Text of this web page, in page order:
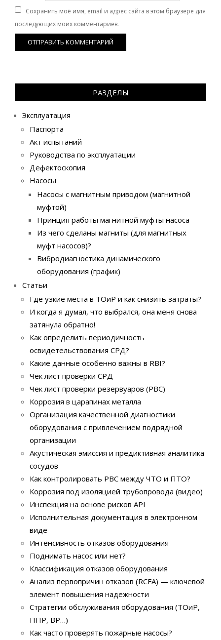
Сохранить моё имя, email и адрес сайта в этом браузере для
последующих моих комментариев.
РАЗДЕЛЫ
Эксплуатация
Паспорта
Акт испытаний
Руководства по эксплуатации
Дефектоскопия
Насосы
Насосы с магнитным приводом (магнитной
муфтой)
Принцип работы магнитной муфты насоса
Из чего сделаны магниты (для магнитных
муфт насосов)?
Вибродиагностика динамического
оборудования (график)
Статьи
Где узкие места в ТОиР и как снизить затраты?
И когда я думал, что выбрался, она меня снова
затянула обратно!
Как определить периодичность
освидетельствования СРД?
Какие данные особенно важны в RBI?
Чек лист проверки СРД
Чек лист проверки резервуаров (РВС)
Коррозия в царапинах металла
Организация качественной диагностики
оборудования с привлечением подрядной
организации
Акустическая эмиссия и предиктивная аналитика
сосудов
Как контролировать РВС между ЧТО и ПТО?
Коррозия под изоляцией трубопровода (видео)
Инспекция на основе рисков API
Исполнительная документация в электронном
виде
Интенсивность отказов оборудования
Поднимать насос или нет?
Классификация отказов оборудования
Анализ первопричин отказов (RCFA) — ключевой
элемент повышения надежности
Стратегии обслуживания оборудования (ТОиР,
ППР, ВР…)
Как часто проверять пожарные насосы?